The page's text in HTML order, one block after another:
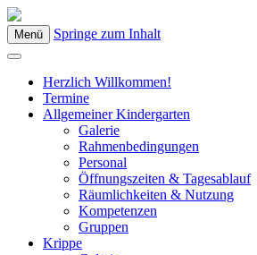
Kindergarten Bad
Menü Springe zum Inhalt
Herzlich Willkommen!
Termine
Allgemeiner Kindergarten
Galerie
Rahmenbedingungen
Personal
Öffnungszeiten & Tagesablauf
Räumlichkeiten & Nutzung
Kompetenzen
Gruppen
Krippe